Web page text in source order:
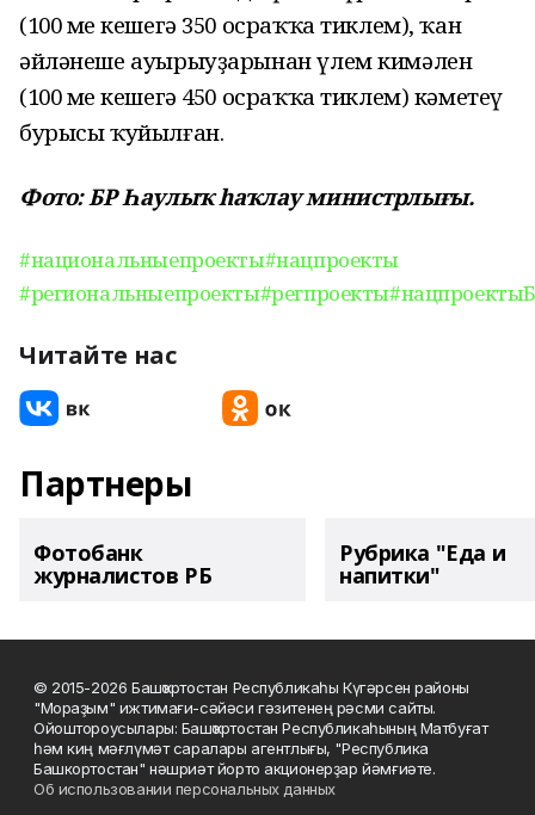
(100 мең кешегә 350 осраҡҡа тиклем), ҡан
әйләнеше ауырыуҙарынан үлем кимәлен
(100 мең кешегә 450 осраҡҡа тиклем) кәметеү
бурысы ҡуйылған.
Фото: БР Һаулыҡ һаҡлау министрлығы.
#национальныепроекты#нацпроекты
#региональныепроекты#регпроекты
Читайте нас
Партнеры
Фотобанк
журналистов РБ
Рубрика "Еда и
напитки"
© 2015-2026 Башҡортостан Республикаһы Күгәрсен районы
"Мораҙым" ижтимағи-сәйәси гәзитенең рәсми сайты.
Ойоштороусылары: Башҡортостан Республикаһының Матбуғат
һәм киң мәғлүмәт саралары агентлығы, "Республика
Башкортостан" нәшриәт йорто акционерҙар йәмғиәте.
Об использовании персональных данных